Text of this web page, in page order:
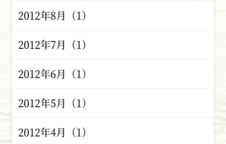
2012年8月（1）
2012年7月（1）
2012年6月（1）
2012年5月（1）
2012年4月（1）